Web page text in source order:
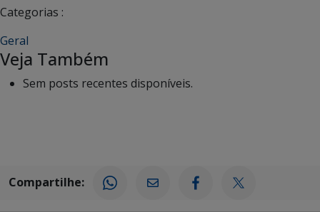
Categorias :
Geral
Veja Também
Sem posts recentes disponíveis.
Compartilhe: